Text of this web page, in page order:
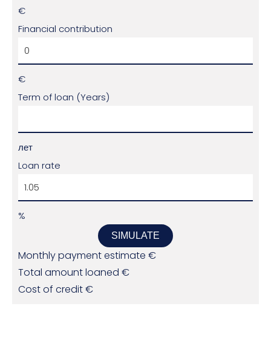
€
Financial contribution
€
Term of loan (Years)
лет
Loan rate
%
SIMULATE
Monthly payment estimate €
Total amount loaned €
Cost of credit€